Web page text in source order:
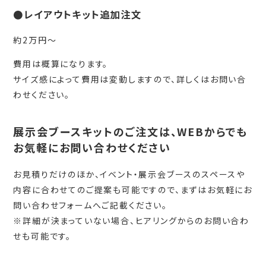
●レイアウトキット追加注文
約2万円～
費用は概算になります。
サイズ感によって費用は変動しますので、詳しくはお問い合
わせください。
展示会ブースキットのご注文は、WEBからでも
お気軽にお問い合わせください
お見積りだけのほか、イベント・展示会ブースのスペースや
内容に合わせてのご提案も可能ですので、まずはお気軽にお
問い合わせフォームへご記載ください。
※詳細が決まっていない場合、ヒアリングからのお問い合わ
せも可能です。